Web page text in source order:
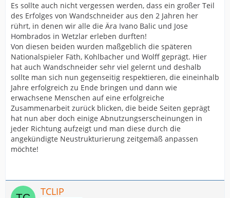
Es sollte auch nicht vergessen werden, dass ein großer Teil
des Erfolges von Wandschneider aus den 2 Jahren her
rührt, in denen wir alle die Ära Ivano Balic und Jose
Hombrados in Wetzlar erleben durften!
Von diesen beiden wurden maßgeblich die späteren
Nationalspieler Fäth, Kohlbacher und Wolff geprägt. Hier
hat auch Wandschneider sehr viel gelernt und deshalb
sollte man sich nun gegenseitig respektieren, die eineinhalb
Jahre erfolgreich zu Ende bringen und dann wie
erwachsene Menschen auf eine erfolgreiche
Zusammenarbeit zurück blicken, die beide Seiten geprägt
hat nun aber doch einige Abnutzungserscheinungen in
jeder Richtung aufzeigt und man diese durch die
angekündigte Neustrukturierung zeitgemäß anpassen
möchte!
TCLIP